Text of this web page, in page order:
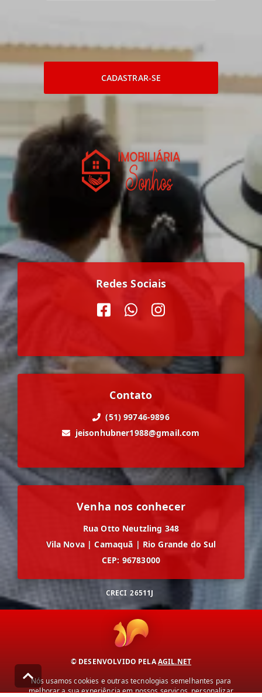
CADASTRAR-SE
Redes Sociais
Contato
(51) 99746-9896
jeisonhubner1988@gmail.com
Venha nos conhecer
Rua Otto Neutzling 348
Vila Nova | Camaquã | Rio Grande do Sul
CEP: 96783000
CRECI 26511J
© DESENVOLVIDO PELAAGIL.NET
Nós usamos cookies e outras tecnologias semelhantes para
melhorar a sua experiência em nossos serviços, personalizar